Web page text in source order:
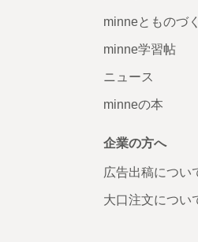
minneとものづ
minne学習帖
ニュース
minneの本
企業の方へ
広告出稿につい
大口注文につい